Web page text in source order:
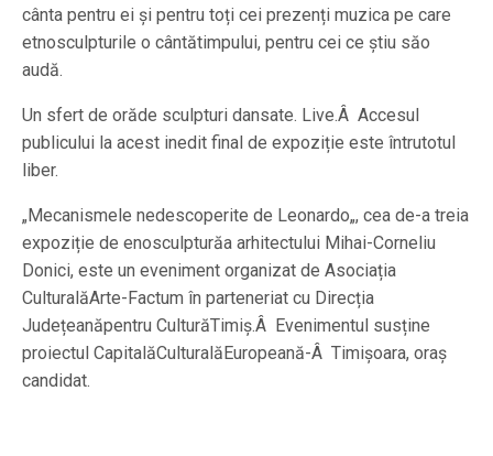
cânta pentru ei și pentru toți cei prezenți muzica pe care
etnosculpturile o cântătimpului, pentru cei ce știu săo
audă.
Un sfert de orăde sculpturi dansate. Live.Â Accesul
publicului la acest inedit final de expoziție este întrutotul
liber.
„Mecanismele nedescoperite de Leonardo„, cea de-a treia
expoziție de enosculpturăa arhitectului Mihai-Corneliu
Donici, este un eveniment organizat de Asociația
CulturalăArte-Factum în parteneriat cu Direcția
Județeanăpentru CulturăTimiș.Â Evenimentul susține
proiectul CapitalăCulturalăEuropeană-Â Timișoara, oraș
candidat.